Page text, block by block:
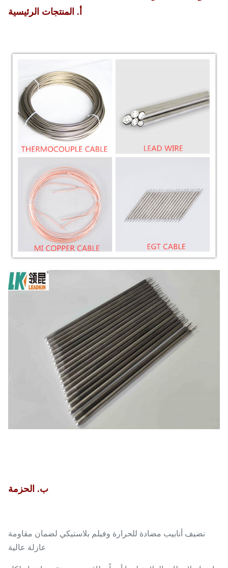
أ. المنتجات الرئيسية
ب. الحزمة
نضيف أنابيب مضادة للحرارة وفيلم بلاستيكي لضمان مقاومة
عازلة عالية